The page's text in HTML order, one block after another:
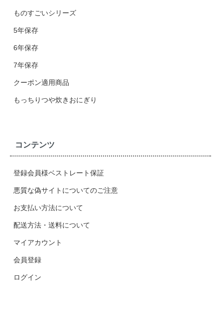
ものすごいシリーズ
5年保存
6年保存
7年保存
クーポン適用商品
もっちりつや炊きおにぎり
コンテンツ
登録会員様ベストレート保証
悪質な偽サイトについてのご注意
お支払い方法について
配送方法・送料について
マイアカウント
会員登録
ログイン